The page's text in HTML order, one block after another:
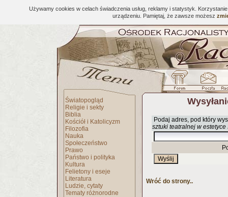
Używamy cookies w celach świadczenia usług, reklamy i statystyk.
urządzeniu. Pamiętaj, że zawsze możesz
Światopogląd
Religie i sekty
Biblia
Kościół i Katolicyzm
Filozofia
Nauka
Społeczeństwo
Prawo
Państwo i polityka
Kultura
Felietony i eseje
Literatura
Ludzie, cytaty
Tematy różnorodne
Podaj adres, pod który
sztuki teatralnej w estetyce
Wróć do strony..